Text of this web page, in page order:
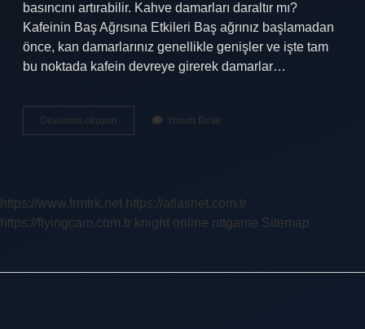
basıncını artırabilir. Kahve damarları daraltır mı?
Kafeinin Baş Ağrısına Etkileri Baş ağrınız başlamadan
önce, kan damarlarınız genellikle genişler ve işte tam
bu noktada kafein devreye girerek damarlar…
Devamını okuyun
Kahvesi
Yorum Bırak
https://www.frmtrk.net https://atlasnet.com.tr
https://flyingcam.com.tr knight online nttgame Sitemap